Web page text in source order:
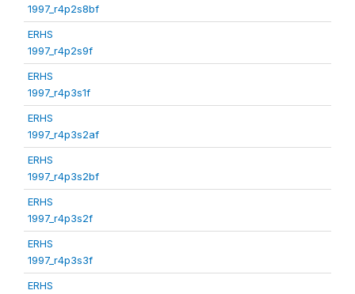
1997_r4p2s8bf
ERHS
1997_r4p2s9f
ERHS
1997_r4p3s1f
ERHS
1997_r4p3s2af
ERHS
1997_r4p3s2bf
ERHS
1997_r4p3s2f
ERHS
1997_r4p3s3f
ERHS